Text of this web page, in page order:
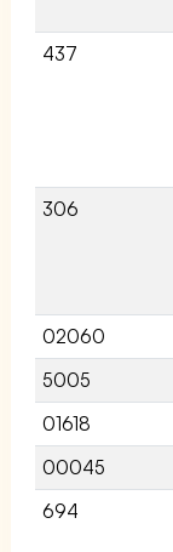
437
306
02060
5005
01618
00045
694